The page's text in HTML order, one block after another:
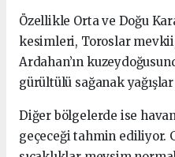
Özellikle Orta ve Doğu
kesimleri, Toroslar mevkii,
Ardahan’ın
gürültülü sağanak
Diğer bölgelerde ise
geçeceği tahmin ediliyor.